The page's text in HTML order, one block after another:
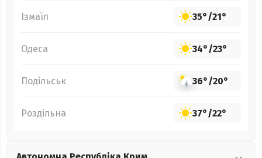
Ізмаїл 35°/21°
Одеса 34°/23°
Подільськ 36°/20°
Роздільна 37°/22°